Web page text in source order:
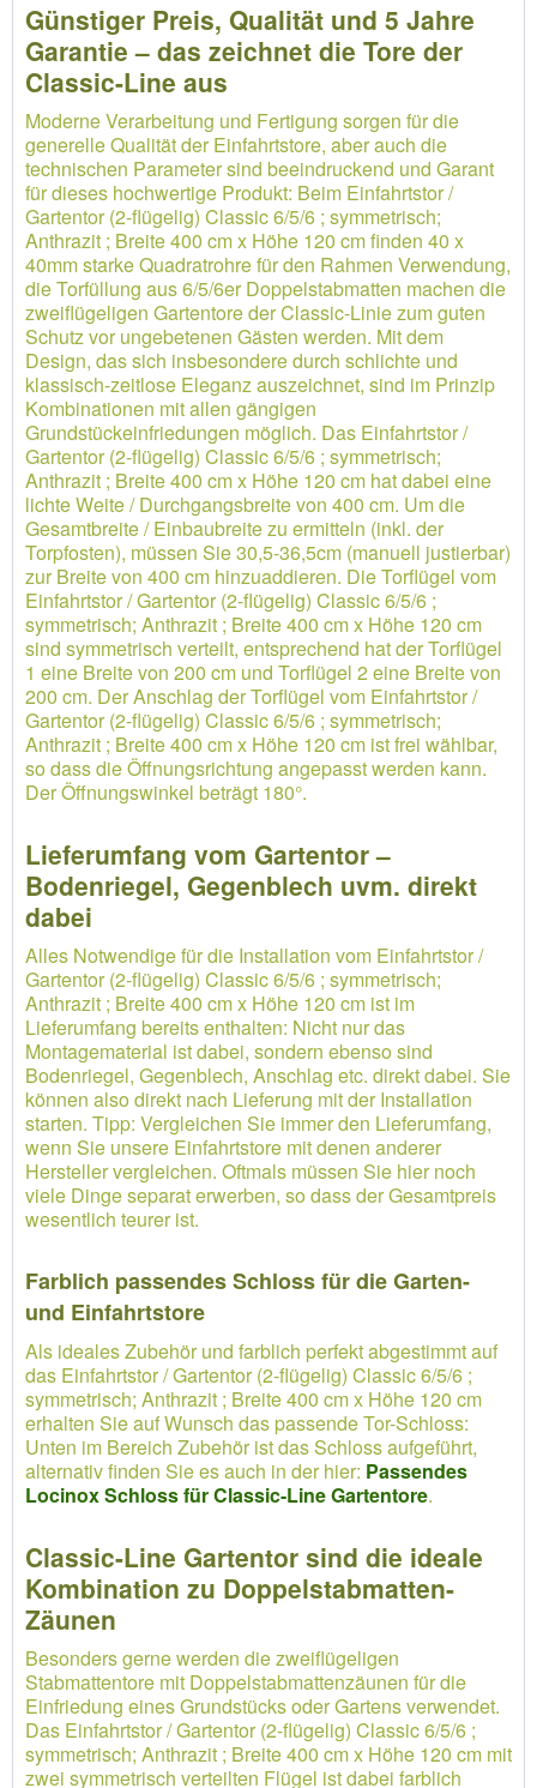
Günstiger Preis, Qualität und 5 Jahre
Garantie – das zeichnet die Tore der
Classic-Line aus
Moderne Verarbeitung und Fertigung sorgen für die
generelle Qualität der Einfahrtstore, aber auch die
technischen Parameter sind beeindruckend und Garant
für dieses hochwertige Produkt: Beim Einfahrtstor /
Gartentor (2-flügelig) Classic 6/5/6 ; symmetrisch;
Anthrazit ; Breite 400 cm x Höhe 120 cm finden 40 x
40mm starke Quadratrohre für den Rahmen Verwendung,
die Torfüllung aus 6/5/6er Doppelstabmatten machen die
zweiflügeligen Gartentore der Classic-Linie zum guten
Schutz vor ungebetenen Gästen werden. Mit dem
Design, das sich insbesondere durch schlichte und
klassisch-zeitlose Eleganz auszeichnet, sind im Prinzip
Kombinationen mit allen gängigen
Grundstückeinfriedungen möglich. Das Einfahrtstor /
Gartentor (2-flügelig) Classic 6/5/6 ; symmetrisch;
Anthrazit ; Breite 400 cm x Höhe 120 cm hat dabei eine
lichte Weite / Durchgangsbreite von 400 cm. Um die
Gesamtbreite / Einbaubreite zu ermitteln (inkl. der
Torpfosten), müssen Sie 30,5-36,5cm (manuell justierbar)
zur Breite von 400 cm hinzuaddieren. Die Torflügel vom
Einfahrtstor / Gartentor (2-flügelig) Classic 6/5/6 ;
symmetrisch; Anthrazit ; Breite 400 cm x Höhe 120 cm
sind symmetrisch verteilt, entsprechend hat der Torflügel
1 eine Breite von 200 cm und Torflügel 2 eine Breite von
200 cm. Der Anschlag der Torflügel vom Einfahrtstor /
Gartentor (2-flügelig) Classic 6/5/6 ; symmetrisch;
Anthrazit ; Breite 400 cm x Höhe 120 cm ist frei wählbar,
so dass die Öffnungsrichtung angepasst werden kann.
Der Öffnungswinkel beträgt 180°.
Lieferumfang vom Gartentor –
Bodenriegel, Gegenblech uvm. direkt
dabei
Alles Notwendige für die Installation vom Einfahrtstor /
Gartentor (2-flügelig) Classic 6/5/6 ; symmetrisch;
Anthrazit ; Breite 400 cm x Höhe 120 cm ist im
Lieferumfang bereits enthalten: Nicht nur das
Montagematerial ist dabei, sondern ebenso sind
Bodenriegel, Gegenblech, Anschlag etc. direkt dabei. Sie
können also direkt nach Lieferung mit der Installation
starten. Tipp: Vergleichen Sie immer den Lieferumfang,
wenn Sie unsere Einfahrtstore mit denen anderer
Hersteller vergleichen. Oftmals müssen Sie hier noch
viele Dinge separat erwerben, so dass der Gesamtpreis
wesentlich teurer ist.
Farblich passendes Schloss für die Garten-
und Einfahrtstore
Als ideales Zubehör und farblich perfekt abgestimmt auf
das Einfahrtstor / Gartentor (2-flügelig) Classic 6/5/6 ;
symmetrisch; Anthrazit ; Breite 400 cm x Höhe 120 cm
erhalten Sie auf Wunsch das passende Tor-Schloss:
Unten im Bereich Zubehör ist das Schloss aufgeführt,
alternativ finden Sie es auch in der hier: Passendes
Locinox Schloss für Classic-Line Gartentore.
Classic-Line Gartentor sind die ideale
Kombination zu Doppelstabmatten-
Zäunen
Besonders gerne werden die zweiflügeligen
Stabmattentore mit Doppelstabmattenzäunen für die
Einfriedung eines Grundstücks oder Gartens verwendet.
Das Einfahrtstor / Gartentor (2-flügelig) Classic 6/5/6 ;
symmetrisch; Anthrazit ; Breite 400 cm x Höhe 120 cm mit
zwei symmetrisch verteilten Flügel ist dabei farblich